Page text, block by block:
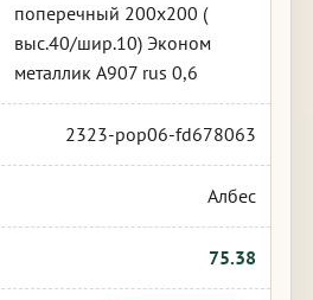
поперечный 200х200 (
выс.40/шир.10) Эконом
металлик А907 rus 0,6
2323-pop06-fd678063
Албес
75.38